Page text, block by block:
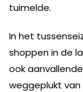
tuimelde.
In het
shoppen in de
ook
weggeplukt van